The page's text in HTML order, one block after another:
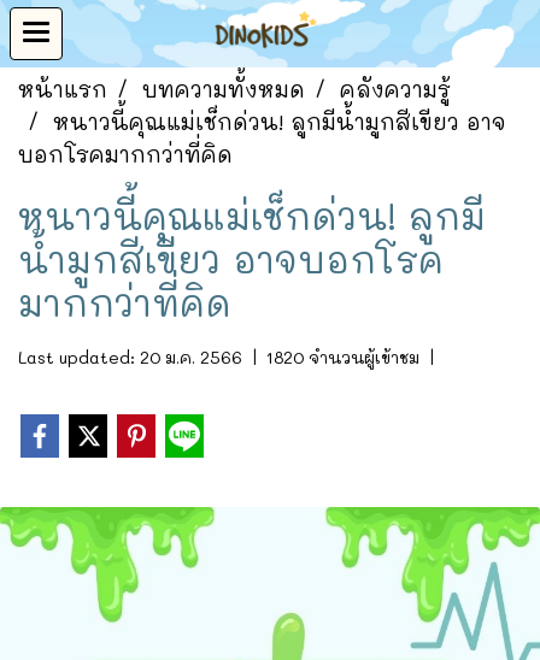
หน้าแรก บทความทั้งหมด
คลังความรู้
หนาวนี้คุณแม่เช็กด่วน! ลูกมีน้ำมูกสีเขียว อาจ
บอกโรคมากกว่าที่คิด
หนาวนี้คุณแม่เช็กด่วน! ลูกมี
น้ำมูกสีเขียว อาจบอกโรค
มากกว่าที่คิด
Last updated: 20 ม.ค. 2566 | 1820 จำนวนผู้เข้าชม |